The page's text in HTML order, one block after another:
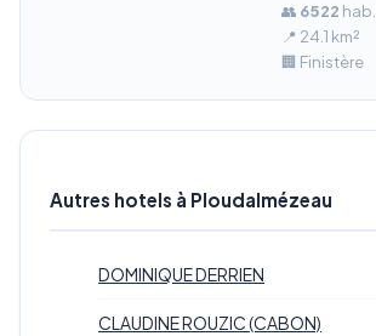
👥 6 522 hab.
📍 24.1 km²
🏢 Finistère
Autres hotels à Ploudalmézeau
DOMINIQUE DERRIEN
CLAUDINE ROUZIC (CABON)